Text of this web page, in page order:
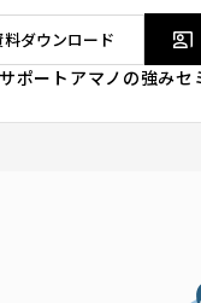
サポート アマノの強みセ
料ダウンロード